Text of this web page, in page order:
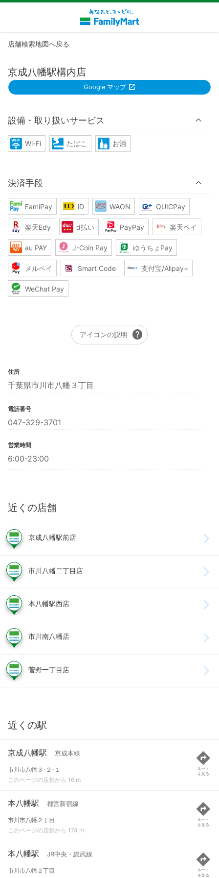
店舗検索地図へ戻る
京成八幡駅構内店
Google マップ
設備・取り扱いサービス
Wi-Fi たばこ お酒
決済手段
FamiPay iD WAON QUICPay
楽天Edy d払い PayPay 楽天ペイ
au PAY J-Coin Pay ゆうちょPay
メルペイ Smart Code 支付宝/Alipay+
WeChat Pay
アイコンの説明 help
住所
千葉県市川市八幡３丁目
電話番号
047-329-3701
営業時間
6:00-23:00
近くの店舗
京成八幡駅前店
市川八幡二丁目店
本八幡駅西店
市川南八幡店
菅野一丁目店
近くの駅
京成八幡駅 京成本線
市川市八幡３-２-１
このページの店舗から 16 m
ルート
を見る
本八幡駅 都営新宿線
市川市八幡２丁目
このページの店舗から 174 m
ルート
を見る
本八幡駅 JR中央・総武線
市川市八幡２丁目
ルート
を見る